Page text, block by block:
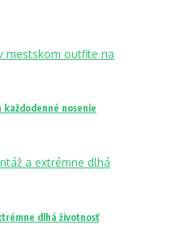
nosenie
dlhá životnosť